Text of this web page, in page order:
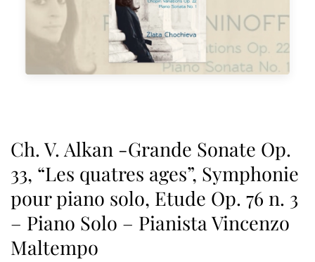
Ch. V. Alkan -Grande Sonate Op.
33, “Les quatres ages”, Symphonie
pour piano solo, Etude Op. 76 n. 3
– Piano Solo – Pianista Vincenzo
Maltempo